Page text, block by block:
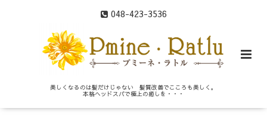
048-423-3536
美しくなるのは髪だけじゃない 髪質改善でこころも美しく。
本格ヘッドスパで極上の癒しを・・・